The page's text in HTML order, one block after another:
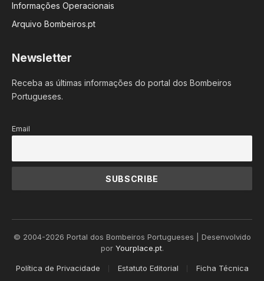
Informações Operacionais
Arquivo Bombeiros.pt
Newsletter
Receba as últimas informações do portal dos Bombeiros
Portugueses.
Email
© 2004-2026 Portal dos Bombeiros Portugueses | Desenvolvido
por Yourplace.pt.
Política de Privacidade Estatuto Editorial Ficha Técnica